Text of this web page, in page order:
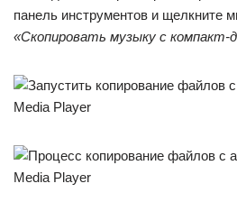
панель инструментов и щелкните
«Скопировать музыку с компакт-